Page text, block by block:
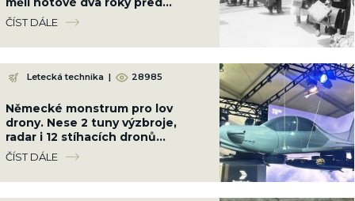
vznikem NATO
ČÍST DÁLE
Letecká technika | 28985
Německé monstrum pro lov
drony. Nese 2 tuny výzbroje,
radar i 12 stíhacích dronů
najednou
ČÍST DÁLE